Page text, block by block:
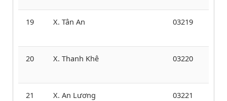
19 X. Tân An 03219
20 X. Thanh Khê 03220
21 X. An Lương 03221